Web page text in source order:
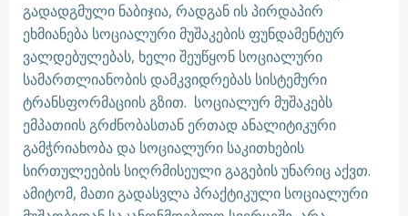
გადადგმული ნაბიჯია, რადგან ის პირდაპირ
ეხმიანება სოციალური მუშაკების ფუნდამენტურ
ვალდებულებას, ხელი შეუწყონ სოციალური
სამართლიანობის დამკვიდრებას სისტემური
ტრანსფორმაციის გზით. სოციალურ მუშაკებს
ემპათიის გრძნობასთან ერთად ანალიტიკური
გამჭრიახობა და სოციალური საკითხების
სირთულეების სიღრმისეული გაგების უნარიც აქვთ.
ამიტომ, მათი გადასვლა პრაქტიკული სოციალური